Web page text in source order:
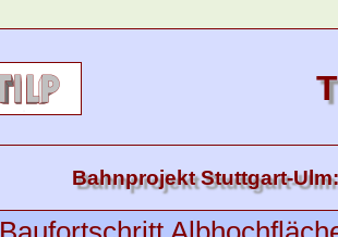
Bahnprojekt Stuttgart-